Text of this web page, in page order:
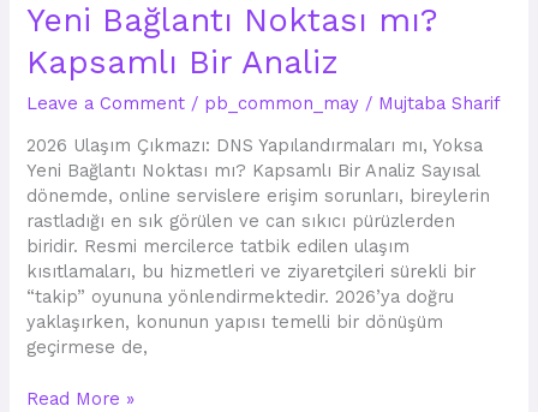
Yeni Bağlantı Noktası mı?
Kapsamlı Bir Analiz
Leave a Comment / pb_common_may / Mujtaba Sharif
2026 Ulaşım Çıkmazı: DNS Yapılandırmaları mı, Yoksa
Yeni Bağlantı Noktası mı? Kapsamlı Bir Analiz Sayısal
dönemde, online servislere erişim sorunları, bireylerin
rastladığı en sık görülen ve can sıkıcı pürüzlerden
biridir. Resmi mercilerce tatbik edilen ulaşım
kısıtlamaları, bu hizmetleri ve ziyaretçileri sürekli bir
“takip” oyununa yönlendirmektedir. 2026’ya doğru
yaklaşırken, konunun yapısı temelli bir dönüşüm
geçirmese de,
Yapılandırmaları
mı,
Yoksa
Yeni
Noktası
mı?
Kapsamlı
Bir
Analiz
Read More »